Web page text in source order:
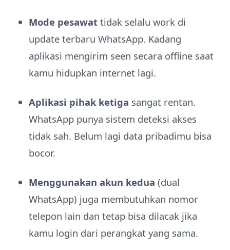
Mode pesawat tidak selalu work di
update terbaru WhatsApp. Kadang
aplikasi mengirim seen secara offline saat
kamu hidupkan internet lagi.
Aplikasi pihak ketiga sangat rentan.
WhatsApp punya sistem deteksi akses
tidak sah. Belum lagi data pribadimu bisa
bocor.
Menggunakan akun kedua (dual
WhatsApp) juga membutuhkan nomor
telepon lain dan tetap bisa dilacak jika
kamu login dari perangkat yang sama.